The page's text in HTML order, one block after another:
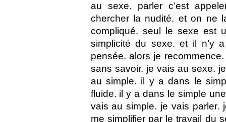
au sexe. parler c’est
chercher la nudité. et on ne
compliqué. seul le sexe est
simplicité du sexe. et il n’y
pensée. alors je
sans savoir. je vais au sexe.
au simple. il y a dans le
fluide. il y a dans le simple
vais au simple. je vais parler.
me simplifier par le travail du